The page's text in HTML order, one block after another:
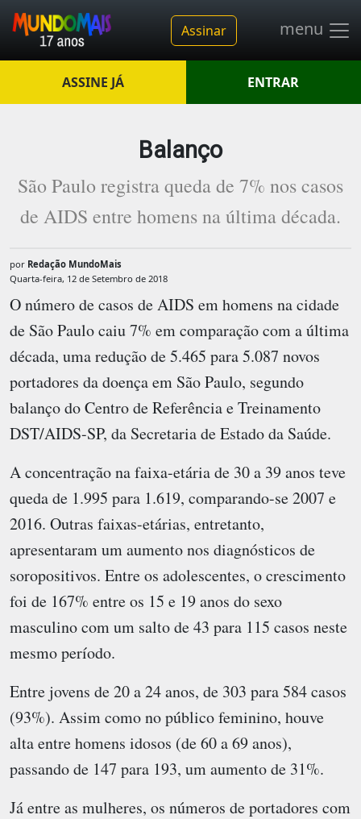
Assinar menu
ASSINE JÁ ENTRAR
Balanço
São Paulo registra queda de 7% nos casos
de AIDS entre homens na última década.
por Redação MundoMais
Quarta-feira, 12 de Setembro de 2018
O número de casos de AIDS em homens na cidade
de São Paulo caiu 7% em comparação com a última
década, uma redução de 5.465 para 5.087 novos
portadores da doença em São Paulo, segundo
balanço do Centro de Referência e Treinamento
DST/AIDS-SP, da Secretaria de Estado da Saúde.
A concentração na faixa-etária de 30 a 39 anos teve
queda de 1.995 para 1.619, comparando-se 2007 e
2016. Outras faixas-etárias, entretanto,
apresentaram um aumento nos diagnósticos de
soropositivos. Entre os adolescentes, o crescimento
foi de 167% entre os 15 e 19 anos do sexo
masculino com um salto de 43 para 115 casos neste
mesmo período.
Entre jovens de 20 a 24 anos, de 303 para 584 casos
(93%). Assim como no público feminino, houve
alta entre homens idosos (de 60 a 69 anos),
passando de 147 para 193, um aumento de 31%.
Já entre as mulheres, os números de portadores com